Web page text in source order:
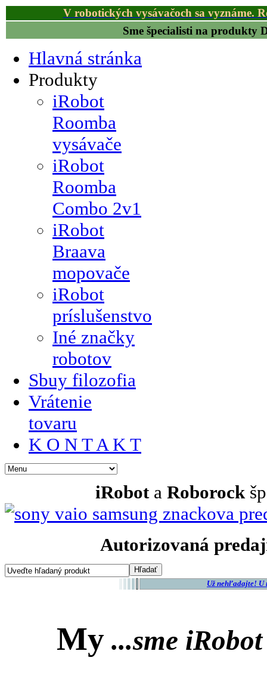
V robotických vysávačoch sa vyznáme.
Sme špecialisti na produkty
Hlavná stránka
Produkty
iRobot
Roomba
vysávače
iRobot
Roomba
Combo 2v1
iRobot
Braava
mopovače
iRobot
príslušenstvo
Iné značky
robotov
Sbuy filozofia
Vrátenie
tovaru
K O N T A K T
iRobot a Roborock
Autorizovaná
Už nehľadajte! U
My ...sme iRobot